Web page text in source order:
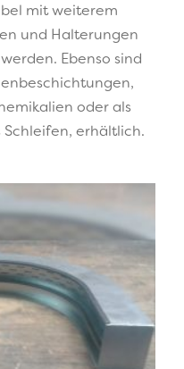
mit weiterem
und Halterungen
Ebenso sind
oder als
erhältlich.